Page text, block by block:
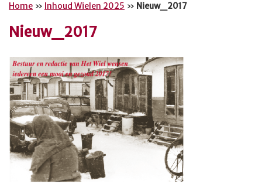
Home » Inhoud Wielen 2025 » Nieuw_2017
Nieuw_2017